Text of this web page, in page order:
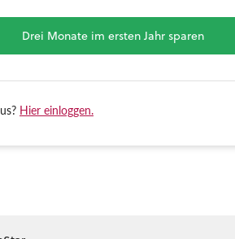
Drei Monate im ersten Jahr sparen
Hier einloggen.